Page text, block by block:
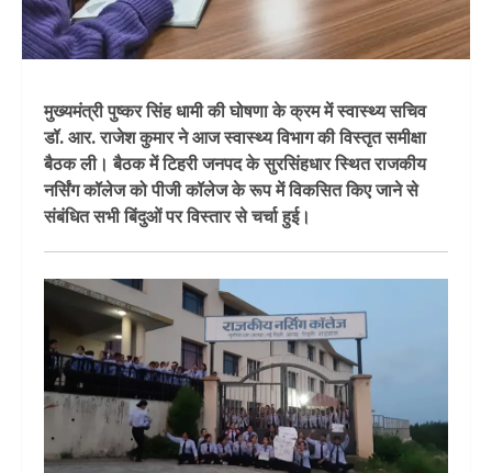
मुख्यमंत्री पुष्कर सिंह धामी की घोषणा के क्रम में स्वास्थ्य सचिव
डॉ. आर. राजेश कुमार ने आज स्वास्थ्य विभाग की विस्तृत समीक्षा
बैठक ली। बैठक में टिहरी जनपद के सुरसिंहधार स्थित राजकीय
नर्सिंग कॉलेज को पीजी कॉलेज के रूप में विकसित किए जाने से
संबंधित सभी बिंदुओं पर विस्तार से चर्चा हुई।